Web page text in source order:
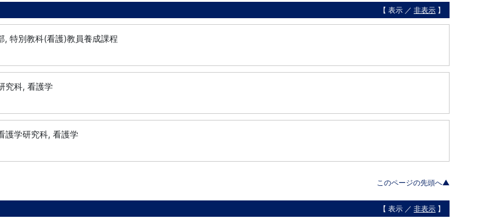
【 表示 ／ 非表示 】
, 特別教科(看護)教員養成課程
究科, 看護学
護学研究科, 看護学
このページの先頭へ▲
【 表示 ／ 非表示 】